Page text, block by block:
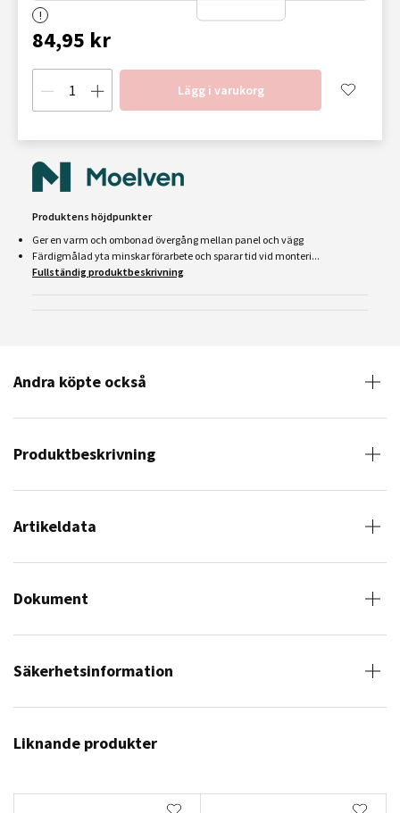
84,95 kr
Lägg i varukorg
Produktens höjdpunkter
Ger en varm och ombonad övergång mellan panel och vägg
Färdigmålad yta minskar förarbete och sparar tid vid monteri...
Fullständig produktbeskrivning
Andra köpte också
Produktbeskrivning
Artikeldata
Dokument
Säkerhetsinformation
Liknande produkter